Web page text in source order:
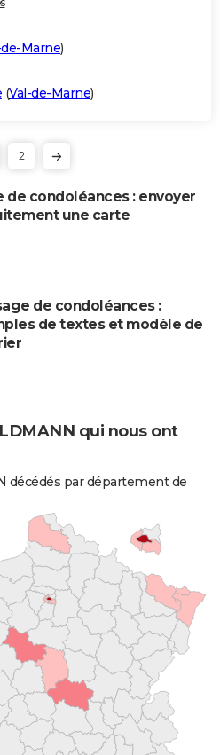
Marne)
(Val-de-Marne)
2
de condoléances : envoyer
une carte
de condoléances :
de textes et modèle de
qui nous ont
décédés par département de